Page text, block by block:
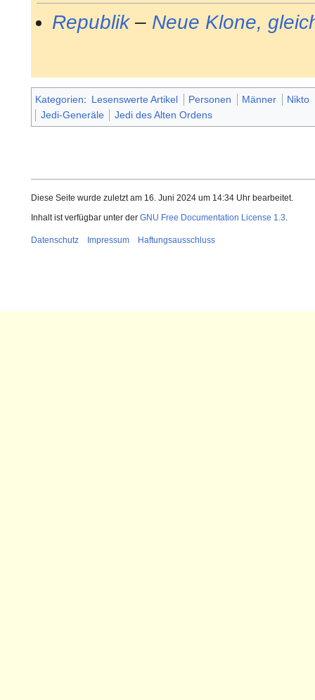
Republik– Neue Klone,
Kategorien: Lesenswerte Artikel Personen Männer
Nikto
Jedi-Generäle
Jedi des Alten Ordens
Diese Seite wurde zuletzt am 16. Juni 2024 um 14:34 Uhr bearbeitet.
Inhalt ist verfügbar unter der GNU Free Documentation License 1.3.
Datenschutz Impressum Haftungsausschluss